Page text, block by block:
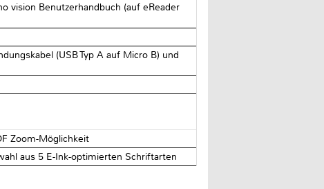
vision Benutzerhandbuch (auf eReader
(USB Typ A auf Micro B) und
Zoom-Möglichkeit
aus 5 E-Ink-optimierten Schriftarten